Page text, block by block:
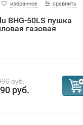
избранное сравнить
BHG-50LS пушка
газовая
руб.
руб.